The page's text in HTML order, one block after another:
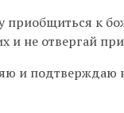
к
и не отвергай
и